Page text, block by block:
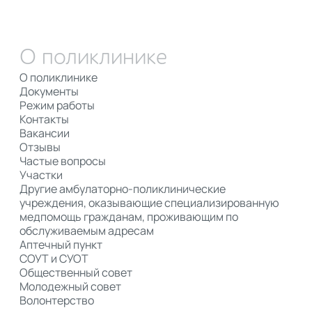
О поликлинике
О поликлинике
Документы
Режим работы
Контакты
Вакансии
Отзывы
Частые вопросы
Участки
Другие амбулаторно-поликлинические
учреждения, оказывающие специализированную
медпомощь гражданам, проживающим по
обслуживаемым адресам
Аптечный пункт
СОУТ и СУОТ
Общественный совет
Молодежный совет
Волонтерство